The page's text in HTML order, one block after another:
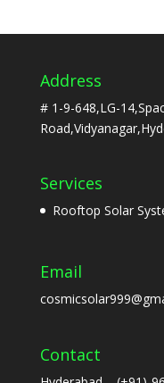
Address
# 1-9-648,LG-
Services
Rooftop Solar
Email
Contact